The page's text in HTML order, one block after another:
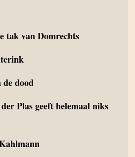
tak van Domrechts
dood
Plas geeft helemaal niks